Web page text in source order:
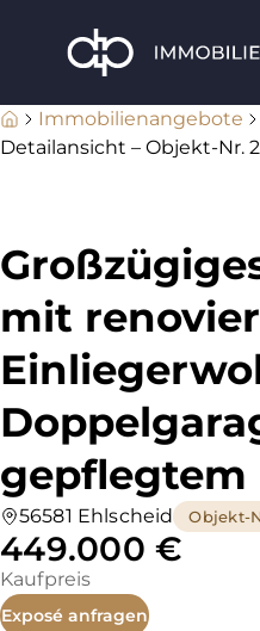
Immobilienangebote
Detailansicht – Objekt-Nr.
mit
gepflegtem
56581 Ehlscheid Objekt-
449.000 €
Kaufpreis
Exposé anfragen